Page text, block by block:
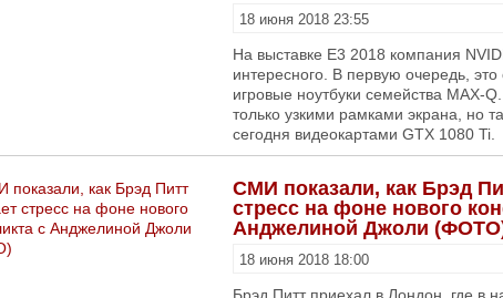
18 июня 2018 23:55
На выставке E3 2018 компания
интересного. В первую очередь,
игровые ноутбуки семейства MAX-
только узкими рамками экрана, но
сегодня видеокартами GTX 1080 Ti.
СМИ показали, как Брэд
стресс на фоне нового
Анджелиной Джоли
18 июня 2018 18:00